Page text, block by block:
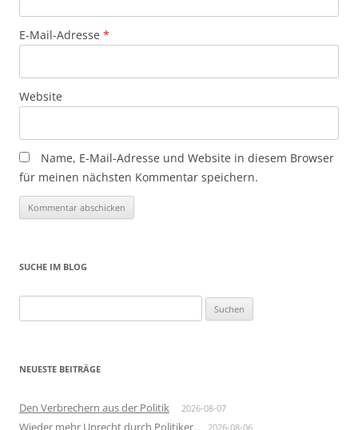
E-Mail-Adresse *
Website
Name, E-Mail-Adresse und Website in diesem Browser
für meinen nächsten Kommentar speichern.
SUCHE IM BLOG
nach:
NEUESTE BEITRÄGE
Den Verbrechern aus der Politik 2026-08-07
Wieder mehr Unrecht durch Politiker. 2026-08-06